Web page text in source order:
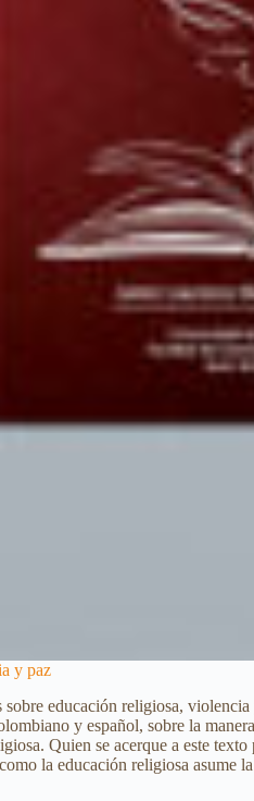
y paz
educación religiosa,
y español, sobre la
Quien se acerque a este
la educación religiosa asume